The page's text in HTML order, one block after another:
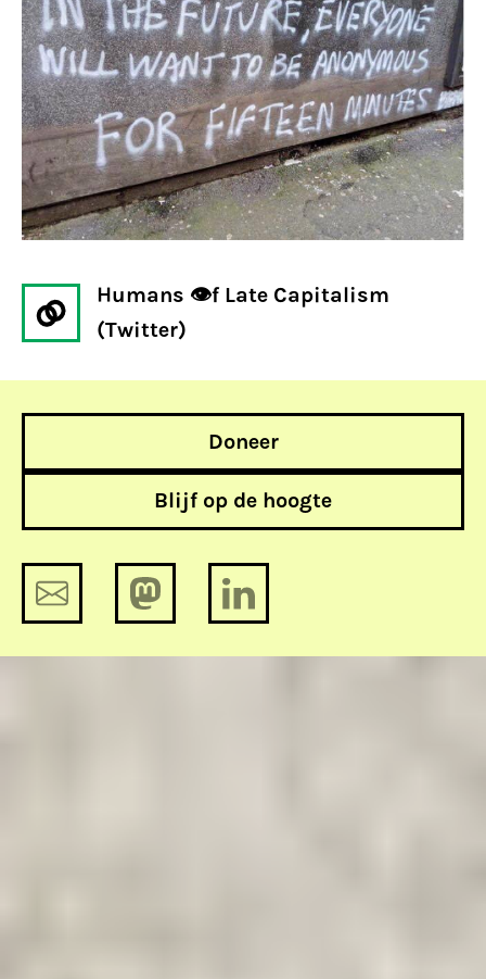
Humans 👁f Late Capitalism
(Twitter)
Doneer
Blijf op de hoogte